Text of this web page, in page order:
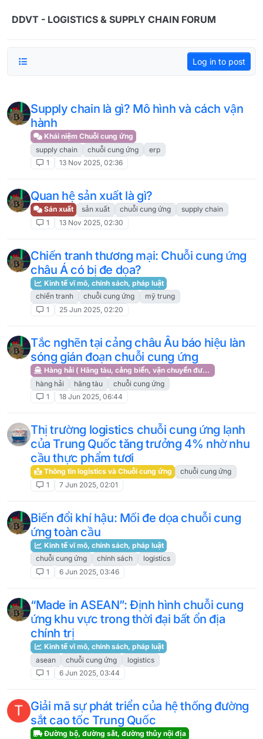
DDVT - LOGISTICS & SUPPLY CHAIN FORUM
Log in to post
Supply chain là gì? Mô hình và cách vận
hành
Khái niệm Chuỗi cung ứng
supply chain
chuỗi cung ứng
erp
1
13 Nov 2025, 02:36
Quan hệ sản xuất là gì?
Sán xuất sản xuất chuỗi cung ứng
supply chain
1
13 Nov 2025, 02:30
Chiến tranh thương mại: Chuỗi cung ứng
châu Á có bị đe dọa?
Kinh tế vĩ mô, chính sách, pháp luật
chiến tranh
chuỗi cung ứng
mỹ trung
1
25 Jun 2025, 02:20
Tắc nghẽn tại cảng châu Âu báo hiệu làn
sóng gián đoạn chuỗi cung ứng
Hàng hải ( Hãng tàu, cảng biển, vận chuyển đường biển )
hàng hải
hãng tàu
chuỗi cung ứng
1
18 Jun 2025, 06:44
Thị trường logistics chuỗi cung ứng lạnh
của Trung Quốc tăng trưởng 4% nhờ nhu
cầu thực phẩm tươi
Thông tin logistics và Chuỗi cung ứng
chuỗi cung ứng
1
7 Jun 2025, 02:01
Biến đổi khí hậu: Mối đe dọa chuỗi cung
ứng toàn cầu
Kinh tế vĩ mô, chính sách, pháp luật
chuỗi cung ứng
chính sách
logistics
1
6 Jun 2025, 03:46
“Made in ASEAN”: Định hình chuỗi cung
ứng khu vực trong thời đại bất ổn địa
chính trị
Kinh tế vĩ mô, chính sách, pháp luật
asean
chuỗi cung ứng
logistics
1
6 Jun 2025, 03:44
T Giải mã sự phát triển của hệ thống đường
sắt cao tốc Trung Quốc
Đường bộ, đường sắt, đường thủy nội địa